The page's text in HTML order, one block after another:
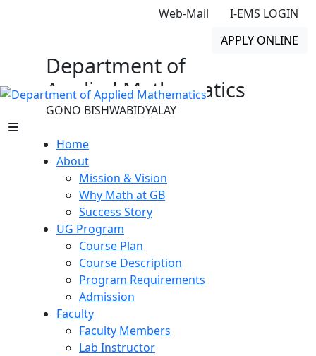
Web-Mail
I-EMS LOGIN
APPLY ONLINE
Department of
Applied Mathematics
GONO BISHWABIDYALAY
Home
About
Mission & Vision
Why Math at GB
Success Story
UG Program
Course Plan
Course Description
Program Requirements
Admission
Faculty
Faculty Members
Lab Instructor